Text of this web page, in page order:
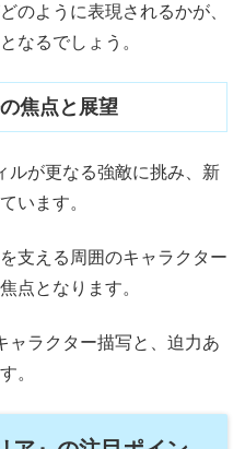
のように表現されるかが、
なるでしょう。
焦点と展望
ルが更なる強敵に挑み、新
います。
支える周囲のキャラクター
点となります。
ャラクター描写と、迫力あ
。